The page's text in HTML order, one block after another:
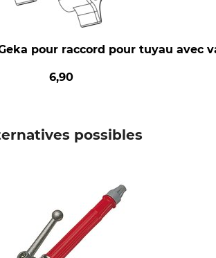
pour raccord pour tuyau avec
6,90
possibles